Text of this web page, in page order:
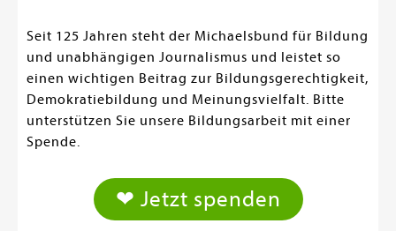
Seit 125 Jahren steht der Michaelsbund für Bildung
und unabhängigen Journalismus und leistet so
einen wichtigen Beitrag zur Bildungsgerechtigkeit,
Demokratiebildung und Meinungsvielfalt. Bitte
unterstützen Sie unsere Bildungsarbeit mit einer
Spende.
❤ Jetzt spenden